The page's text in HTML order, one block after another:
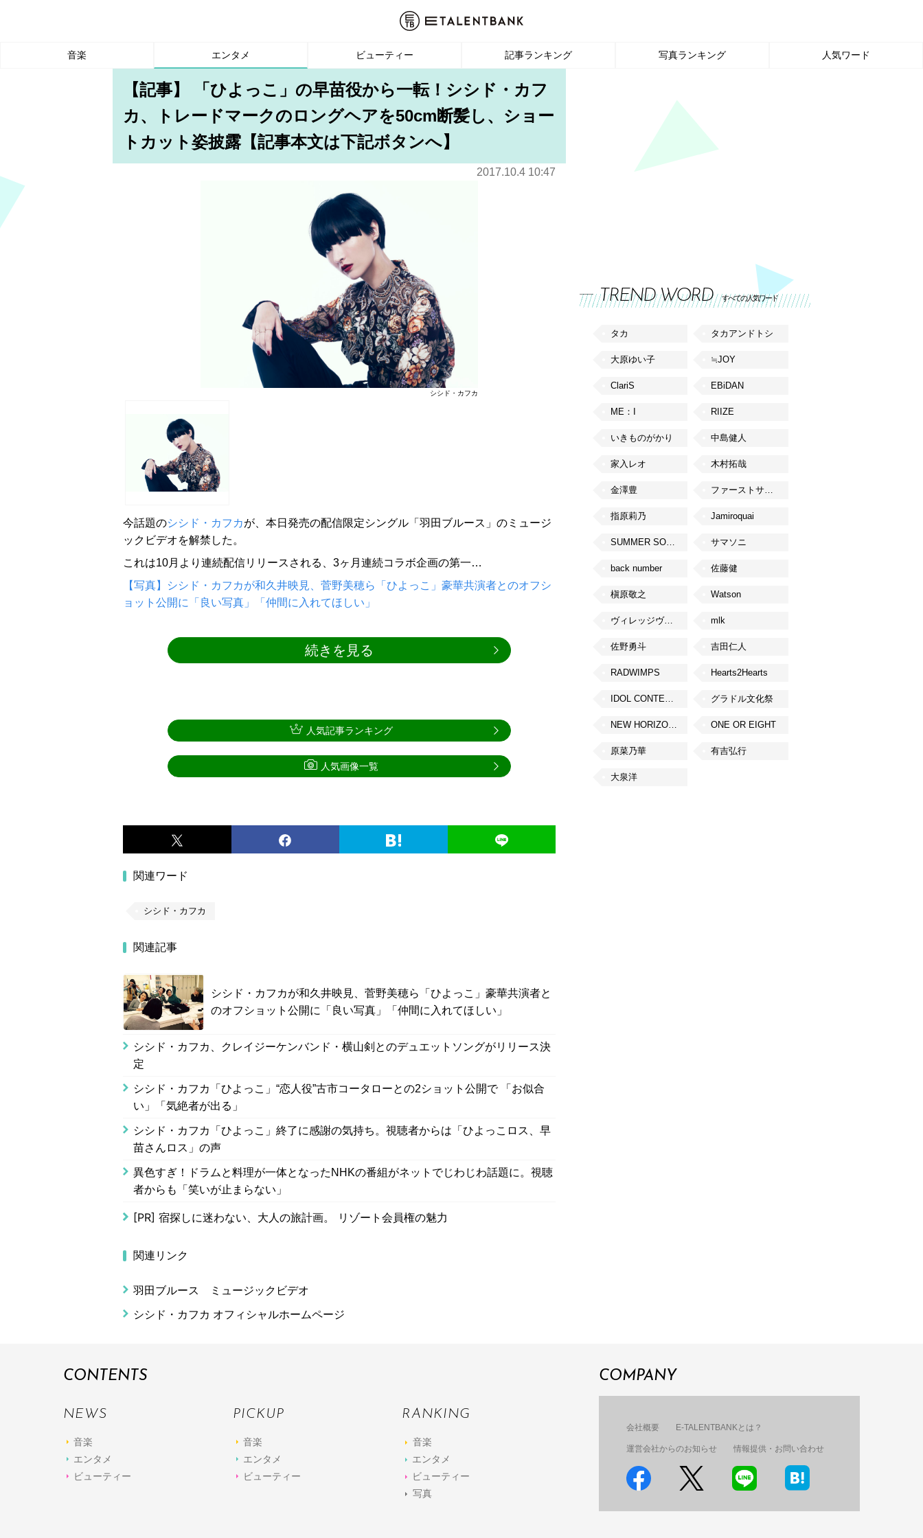
音楽 エンタメ ビューティー 記事ランキング 写真ランキング 人気ワード
【記事】 「ひよっこ」の早苗役から一転！シシド・カフ
カ、トレードマークのロングヘアを50cm断髪し、ショー
トカット姿披露【記事本文は下記ボタンへ】
2017.10.4 10:47
シシド・カフカ
今話題のシシド・カフカが、本日発売の配信限定シングル「羽田ブルース」のミュージ
ックビデオを解禁した。
これは10月より連続配信リリースされる、3ヶ月連続コラボ企画の第一…
【写真】シシド・カフカが和久井映見、菅野美穂ら「ひよっこ」豪華共演者とのオフシ
ョット公開に「良い写真」「仲間に入れてほしい」
続きを見る
関連ワード
シシド・カフカ
関連記事
シシド・カフカが和久井映見、菅野美穂ら「ひよっこ」豪華共演者と
のオフショット公開に「良い写真」「仲間に入れてほしい」
シシド・カフカ、クレイジーケンバンド・横山剣とのデュエットソングがリリース決
定
シシド・カフカ「ひよっこ」“恋人役”古市コータローとの2ショット公開で 「お似合
い」「気絶者が出る」
シシド・カフカ「ひよっこ」終了に感謝の気持ち。視聴者からは「ひよっこロス、早
苗さんロス」の声
異色すぎ！ドラムと料理が一体となったNHKの番組がネットでじわじわ話題に。視聴
者からも「笑いが止まらない」
[PR] 宿探しに迷わない、大人の旅計画。 リゾート会員権の魅力
関連リンク
羽田ブルース ミュージックビデオ
シシド・カフカ オフィシャルホームページ
人気記事ランキング
人気画像一覧
TREND WORD すべての人気ワード
タカ タカアンドトシ
大原ゆい子 ≒JOY
ClariS EBiDAN
ME：I RIIZE
いきものがかり 中島健人
家入レオ 木村拓哉
金澤豊 ファーストサマーウイカ
指原莉乃 Jamiroquai
SUMMER SONIC サマソニ
back number 佐藤健
槇原敬之 Watson
ヴィレッジヴァンガード mlk
佐野勇斗 吉田仁人
RADWIMPS Hearts2Hearts
IDOL CONTENT EXPO グラドル文化祭
NEW HORIZON FEST ONE OR EIGHT
原菜乃華 有吉弘行
大泉洋
CONTENTS
NEWS
音楽
エンタメ
ビューティー
PICKUP
音楽
エンタメ
ビューティー
RANKING
音楽
エンタメ
ビューティー
写真
COMPANY
会社概要 E-TALENTBANKとは？
運営会社からのお知らせ 情報提供・お問い合わせ